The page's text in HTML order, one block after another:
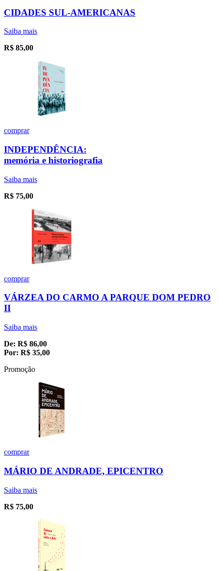
CIDADES SUL-AMERICANAS
Saiba mais
R$ 85,00
comprar
INDEPENDÊNCIA:
memória e historiografia
Saiba mais
R$ 75,00
comprar
VÁRZEA DO CARMO A PARQUE DOM PEDRO
II
Saiba mais
De: R$ 86,00
Por: R$ 35,00
Promoção
comprar
MÁRIO DE ANDRADE, EPICENTRO
Saiba mais
R$ 75,00